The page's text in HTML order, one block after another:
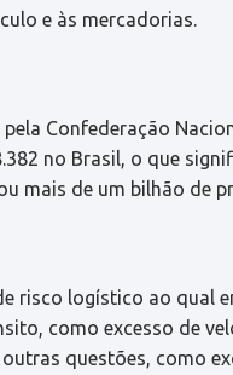
e às mercadorias.
Confederação
no Brasil, o que
mais de um bilhão de
risco logístico ao qual
como excesso de
questões, como